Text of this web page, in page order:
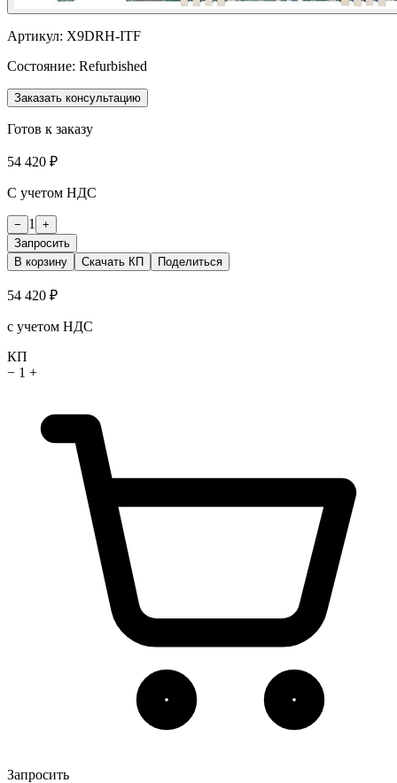
Артикул: X9DRH-ITF
Состояние: Refurbished
Заказать консультацию
Готов к заказу
54 420 ₽
С учетом НДС
− 1
+
Запросить
В корзину
Скачать КП Поделиться
54 420 ₽
с учетом НДС
КП
− 1 +
Запросить